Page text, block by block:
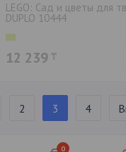
0
LEGO: Сад и цветы для
DUPLO 10444
12 239 ₸
2 3 4